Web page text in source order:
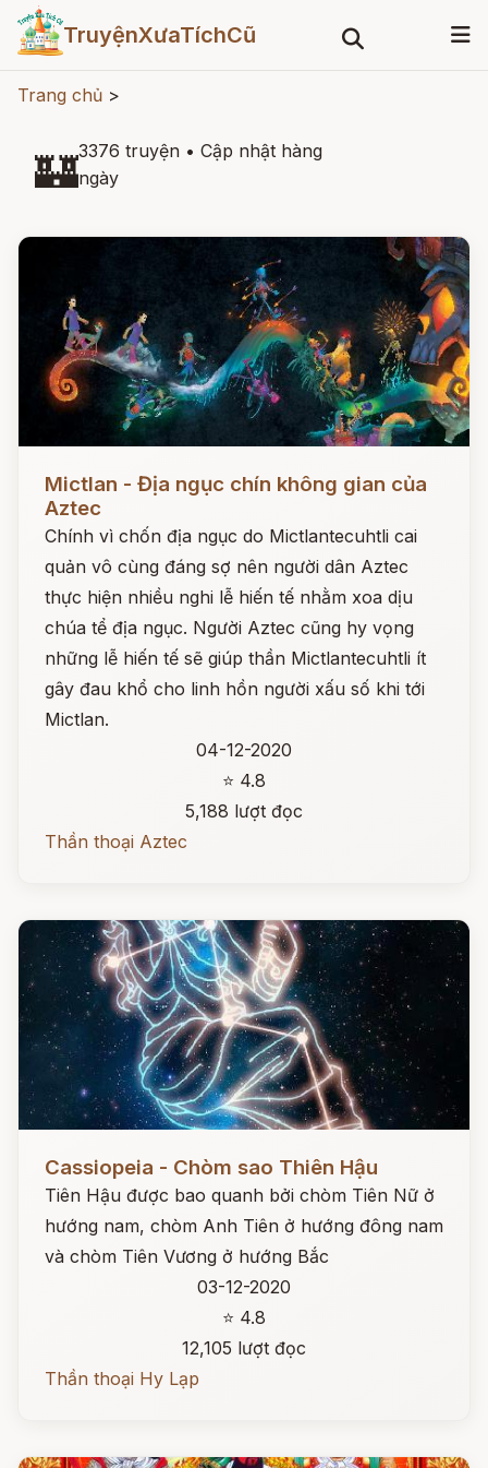
TruyệnXưaTíchCũ
Trang chủ >
🏰3376 truyện • Cập nhật hàng
ngày
Mictlan - Địa ngục chín không gian của
Aztec
Chính vì chốn địa ngục do Mictlantecuhtli cai
quản vô cùng đáng sợ nên người dân Aztec
thực hiện nhiều nghi lễ hiến tế nhằm xoa dịu
chúa tể địa ngục. Người Aztec cũng hy vọng
những lễ hiến tế sẽ giúp thần Mictlantecuhtli ít
gây đau khổ cho linh hồn người xấu số khi tới
Mictlan.
04-12-2020
⭐ 4.8
5,188 lượt đọc
Thần thoại Aztec
Cassiopeia - Chòm sao Thiên Hậu
Tiên Hậu được bao quanh bởi chòm Tiên Nữ ở
hướng nam, chòm Anh Tiên ở hướng đông nam
và chòm Tiên Vương ở hướng Bắc
03-12-2020
⭐ 4.8
12,105 lượt đọc
Thần thoại Hy Lạp